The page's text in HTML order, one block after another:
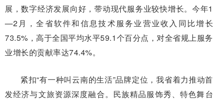
展，数字经济发展向好，带动现代服务业较快增长。今年1
—2月，全省软件和信息技术服务业营业收入同比增长
73.5%，高于全国平均水平59.1个百分点，对全省规上服务
业增长的贡献率达74.4%。
紧扣“有一种叫云南的生活”品牌定位，我省着力推动首
发经济与文旅资源深度融合。民族精品服饰秀、特色舞台